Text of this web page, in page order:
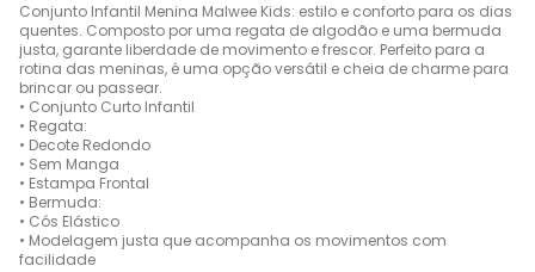
Conjunto Infantil Menina Malwee Kids: estilo e conforto para os dias
quentes. Composto por uma regata de algodão e uma bermuda
justa, garante liberdade de movimento e frescor. Perfeito para a
rotina das meninas, é uma opção versátil e cheia de charme para
brincar ou passear.
• Conjunto Curto Infantil
• Regata:
• Decote Redondo
• Sem Manga
• Estampa Frontal
• Bermuda:
• Cós Elástico
• Modelagem justa que acompanha os movimentos com
facilidade